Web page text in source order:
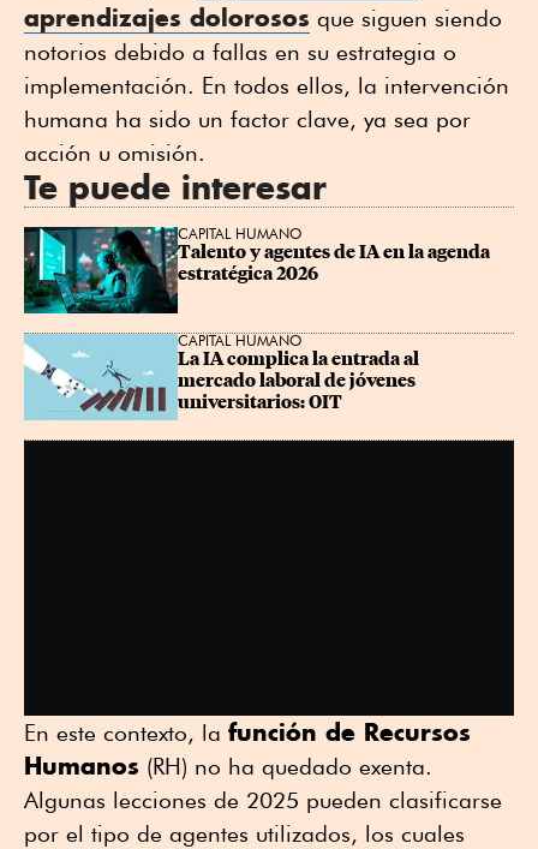
aprendizajes dolorosos que siguen siendo
notorios debido a fallas en su estrategia o
implementación. En todos ellos, la intervención
humana ha sido un factor clave, ya sea por
acción u omisión.
Te puede interesar
CAPITAL HUMANO
Talento y agentes de IA en la agenda
estratégica 2026
CAPITAL HUMANO
La IA complica la entrada al
mercado laboral de jóvenes
universitarios: OIT
En este contexto, la función de Recursos
Humanos (RH) no ha quedado exenta.
Algunas lecciones de 2025 pueden clasificarse
por el tipo de agentes utilizados, los cuales